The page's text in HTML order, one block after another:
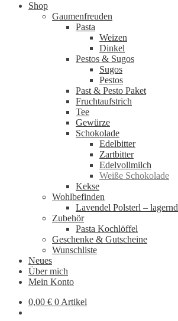
Shop
Gaumenfreuden
Pasta
Weizen
Dinkel
Pestos & Sugos
Sugos
Pestos
Past & Pesto Paket
Fruchtaufstrich
Tee
Gewürze
Schokolade
Edelbitter
Zartbitter
Edelvollmilch
Weiße Schokolade
Kekse
Wohlbefinden
Lavendel Polsterl – lagernd
Zubehör
Pasta Kochlöffel
Geschenke & Gutscheine
Wunschliste
Neues
Über mich
Mein Konto
0,00 € 0 Artikel